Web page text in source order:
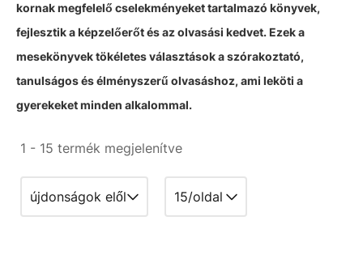
kornak megfelelő cselekményeket tartalmazó könyvek,
fejlesztik a képzelőerőt és az olvasási kedvet. Ezek a
mesekönyvek tökéletes választások a szórakoztató,
tanulságos és élményszerű olvasáshoz, ami leköti a
gyerekeket minden alkalommal.
1 - 15 termék megjelenítve